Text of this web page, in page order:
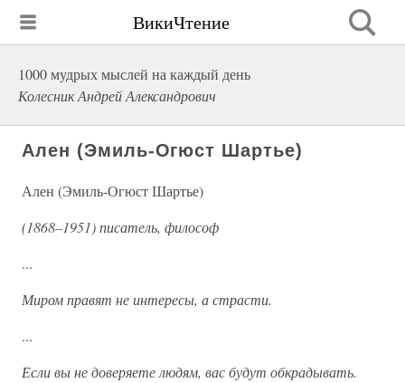
ВикиЧтение
1000 мудрых мыслей на каждый день
Колесник Андрей Александрович
Ален (Эмиль-Огюст Шартье)
Ален (Эмиль-Огюст Шартье)
(1868–1951) писатель, философ
...
Миром правят не интересы, а страсти.
...
Если вы не доверяете людям, вас будут обкрадывать.